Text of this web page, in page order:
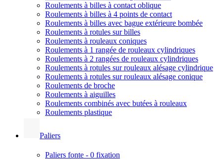
Roulements à billes à contact oblique
Roulements à billes à 4 points de contact
Roulements à billes avec bague extérieure bombée
Roulements à rotules sur billes
Roulements à rouleaux coniques
Roulements à 1 rangée de rouleaux cylindriques
Roulements à 2 rangées de rouleaux cylindriques
Roulements à rotules sur rouleaux alésage cylindrique
Roulements à rotules sur rouleaux alésage conique
Roulements de broche
Roulements à aiguilles
Roulements combinés avec butées à rouleaux
Roulements plastique
Paliers
Paliers fonte - 0 fixation